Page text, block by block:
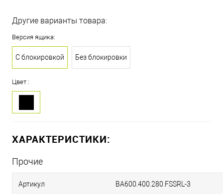
Другие варианты товара:
Версия ящика:
С блокировкой Без блокировки
Цвет :
ХАРАКТЕРИСТИКИ:
Прочие
Артикул BA600.400.280.FSSRL-3